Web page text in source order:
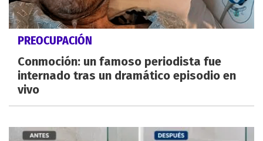
PREOCUPACIÓN
Conmoción: un famoso periodista fue
internado tras un dramático episodio en
vivo